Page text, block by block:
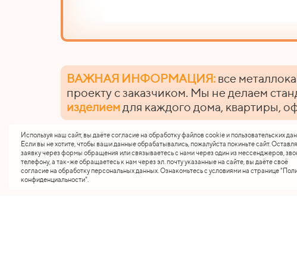
ВАЖНАЯ ИНФОРМАЦИЯ: все
проекту с заказчиком. Мы не делаем
изделием для каждого дома, квартиры,
Используя наш сайт, вы даёте согласие на обработку файлов cookie и пользовательских
Если вы не хотите, чтобы ваши данные обрабатывались, пожалуйста покиньте сайт.
заявку через формы обращения или связываетесь с нами через один из мессенджеров,
телефону, а так-же обращаетесь к нам через эл. почту указанные на сайте, вы даёте своё
согласие на обработку персональных данных. Ознакомьтесь с условиями на странице
конфиденциальности".